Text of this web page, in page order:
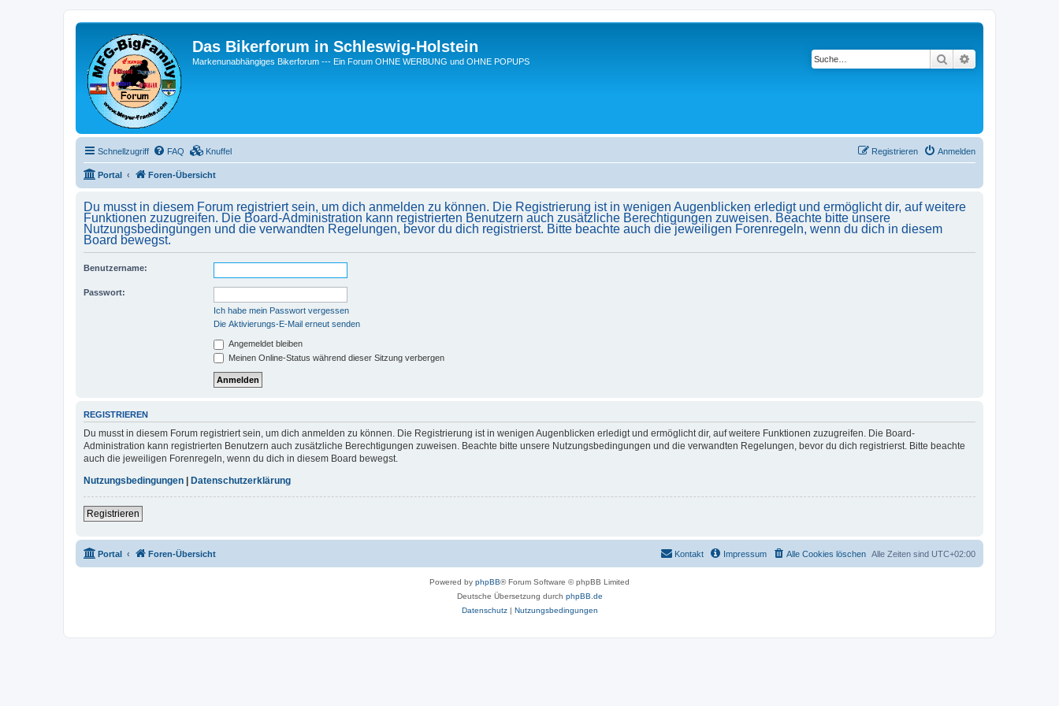
Das Bikerforum in Schleswig-Holstein
Markenunabhängiges Bikerforum --- Ein Forum OHNE WERBUNG und OHNE POPUPS Suche
Schnellzugriff FAQ Knuffel Anmelden
Registrieren
Portal Foren-Übersicht
Du musst in diesem Forum registriert sein, um dich anmelden zu können. Die Registrierung ist in wenigen Augenblicken erledigt und ermöglicht dir, auf weitere
Funktionen zuzugreifen. Die Board-Administration kann registrierten Benutzern auch zusätzliche Berechtigungen zuweisen. Beachte bitte unsere
Nutzungsbedingungen und die verwandten Regelungen, bevor du dich registrierst. Bitte beachte auch die jeweiligen Forenregeln, wenn du dich in diesem
Board bewegst.
Benutzername:
Passwort:
Ich habe mein Passwort vergessen
Die Aktivierungs-E-Mail erneut senden
Angemeldet bleiben
Meinen Online-Status während dieser Sitzung verbergen
REGISTRIEREN
Du musst in diesem Forum registriert sein, um dich anmelden zu können. Die Registrierung ist in wenigen Augenblicken erledigt und ermöglicht dir, auf weitere Funktionen zuzugreifen. Die Board-
Administration kann registrierten Benutzern auch zusätzliche Berechtigungen zuweisen. Beachte bitte unsere Nutzungsbedingungen und die verwandten Regelungen, bevor du dich registrierst. Bitte beachte
auch die jeweiligen Forenregeln, wenn du dich in diesem Board bewegst.
Nutzungsbedingungen | Datenschutzerklärung
Registrieren
Portal Foren-Übersicht Alle Zeiten sind UTC+02:00
Alle Cookies löschen
Impressum
Kontakt
Powered by phpBB® Forum Software © phpBB Limited
Deutsche Übersetzung durch phpBB.de
Datenschutz| Nutzungsbedingungen